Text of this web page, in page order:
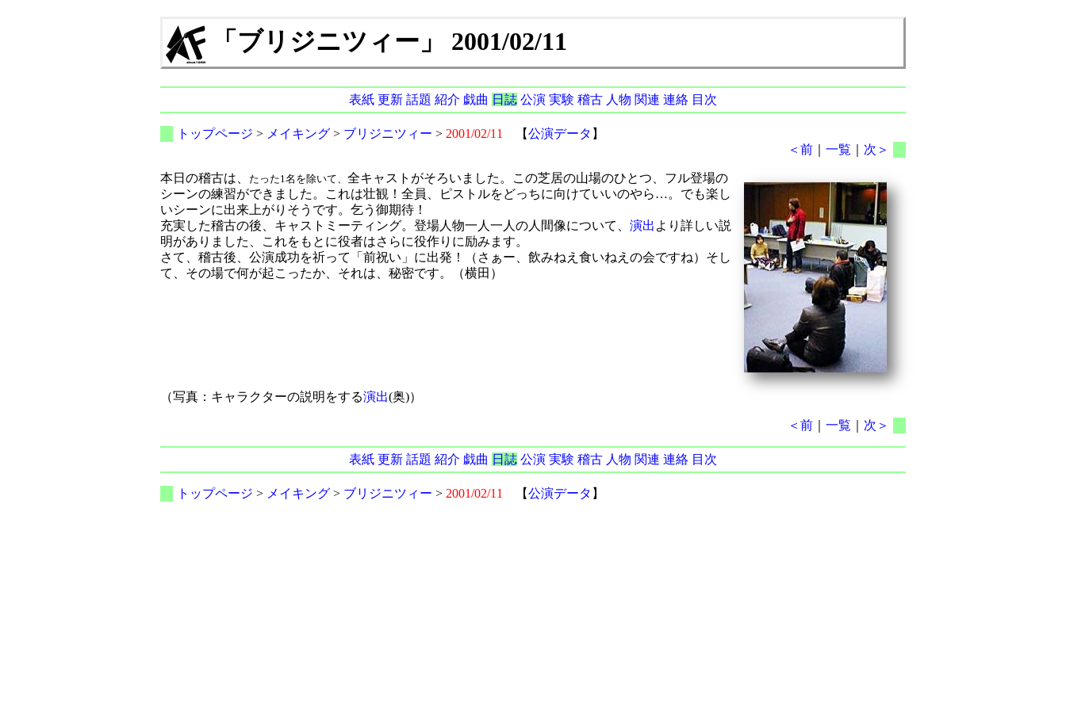
「ブリジニツィー」 2001/02/11
表紙 更新 話題 紹介 戯曲 日誌 公演 実験 稽古 人物 関連 連絡 目次
トップページ > メイキング> ブリジニツィー > 2001/02/11 【公演データ 】
＜前 ｜一覧 次＞
本日の稽古は、 たった1名を除いて、 全キャストがそろいました。この芝居の山場のひとつ、フル登場の
シーンの練習ができました。これは壮観！全員、ピストルをどっちに向けていいのやら…。でも楽し
いシーンに出来上がりそうです。乞う御期待！
充実した稽古の後、キャストミーティング。登場人物一人一人の人間像について、 演出 より詳しい説
明がありました、これをもとに役者はさらに役作りに励みます。
さて、稽古後、公演成功を祈って「前祝い」に出発！（さぁー、飲みねえ食いねえの会ですね）そし
て、その場で何が起こったか、それは、秘密です。（横田）
（写真：キャラクターの説明をする演出(奥)）
＜前 ｜一覧 次＞
表紙 更新 話題 紹介 戯曲 日誌 公演 実験 稽古 人物 関連 連絡 目次
トップページ > メイキング> ブリジニツィー > 2001/02/11 【公演データ 】